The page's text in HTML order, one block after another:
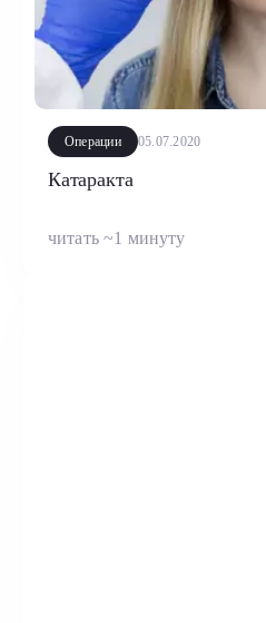
Операции 05.07.2020
Катаракта
читать ~1 минуту